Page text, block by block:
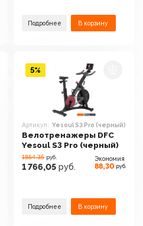
Подробнее В корзину
Артикул: Yesoul S3 Pro (черный)
Велотренажеры DFC
Yesoul S3 Pro (черный)
1854.35 руб.
1 766,05 руб.
Экономия
88,30 руб.
Подробнее В корзину
5%